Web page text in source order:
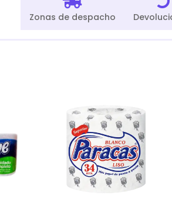
Zonas de despacho